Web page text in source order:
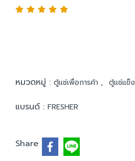
หมวดหมู่ : ตู้แช่เพื่อการค้า , ตู้แช่แข็ง
แบรนด์ : FRESHER
Share